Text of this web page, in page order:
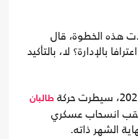
هذه الخطوة، قال
بالإدارة؟ لا، بالتأكيد
طالبان
عقب انسحاب عسكري
الشهر ذاته.